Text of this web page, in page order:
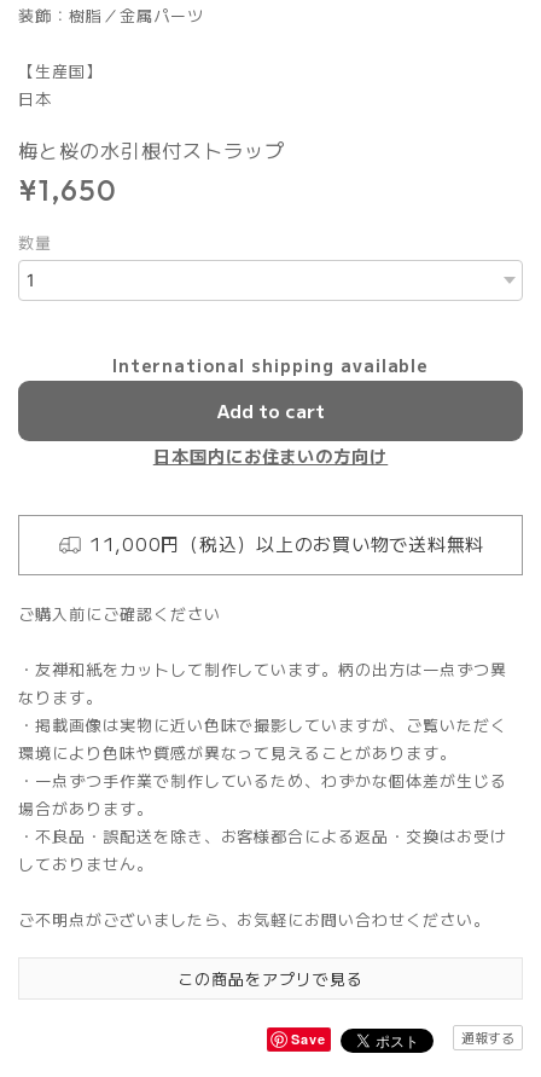
装飾：樹脂／金属パーツ
【生産国】
日本
梅と桜の水引根付ストラップ
¥1,650
数量
International shipping available
Add to cart
日本国内にお住まいの方向け
11,000円（税込）以上のお買い物で送料無料
ご購入前にご確認ください
・友禅和紙をカットして制作しています。柄の出方は一点ずつ異
なります。
・掲載画像は実物に近い色味で撮影していますが、ご覧いただく
環境により色味や質感が異なって見えることがあります。
・一点ずつ手作業で制作しているため、わずかな個体差が生じる
場合があります。
・不良品・誤配送を除き、お客様都合による返品・交換はお受け
しておりません。
ご不明点がございましたら、お気軽にお問い合わせください。
この商品をアプリで見る
Save 通報する